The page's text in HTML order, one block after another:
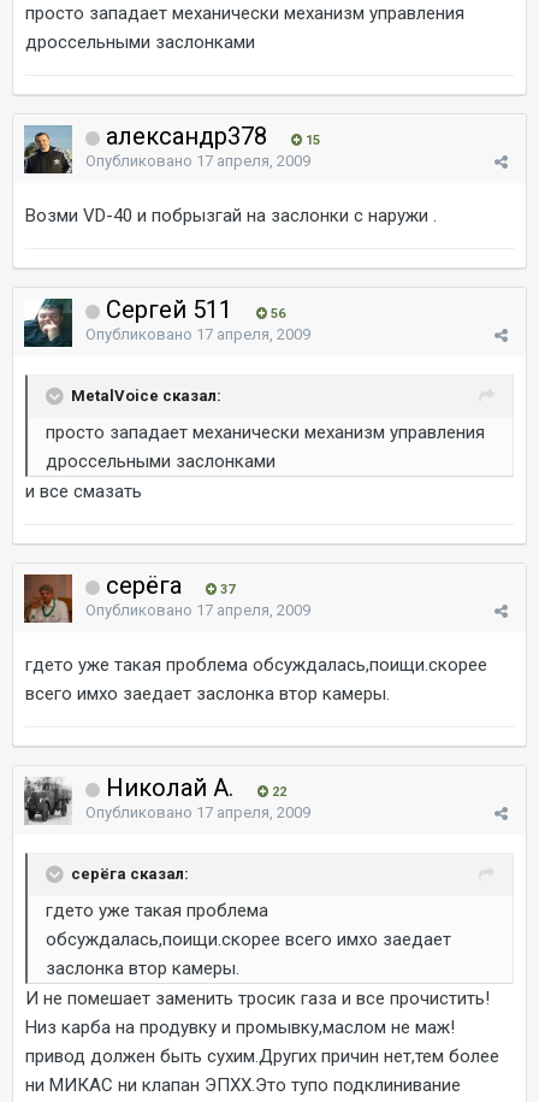
просто западает механически механизм управления
дроссельными заслонками
александр378 15
Опубликовано 17 апреля, 2009
Возми VD-40 и побрызгай на заслонки с наружи .
Сергей 511 56
Опубликовано 17 апреля, 2009
MetalVoice сказал:
просто западает механически механизм управления
дроссельными заслонками
и все смазать
серёга 37
Опубликовано 17 апреля, 2009
гдето уже такая проблема обсуждалась,поищи.скорее
всего имхо заедает заслонка втор камеры.
Николай А. 22
Опубликовано 17 апреля, 2009
серёга сказал:
гдето уже такая проблема
обсуждалась,поищи.скорее всего имхо заедает
заслонка втор камеры.
И не помешает заменить тросик газа и все прочистить!
Низ карба на продувку и промывку,маслом не маж!
привод должен быть сухим.Других причин нет,тем более
ни МИКАС ни клапан ЭПХХ.Это тупо подклинивание